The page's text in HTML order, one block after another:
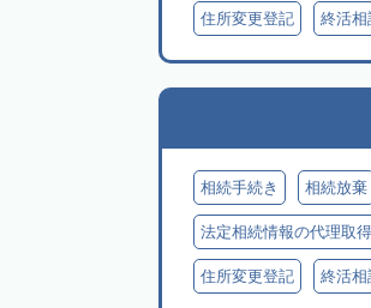
住所変更登記 終活相
相続手続き 相続放棄
法定相続情報の代理取得
住所変更登記 終活相